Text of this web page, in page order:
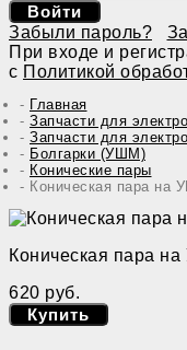
Войти
Забыли пароль?
При входе и
с Политикой
Главная
Запчасти для
Запчасти для
Болгарки (УШМ)
Конические пары
Коническая пара на
Коническая пара
620 руб.
Купить